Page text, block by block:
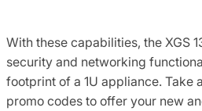
With these capabilities, the XGS
security and networking
footprint of a 1U appliance. Take
promo codes to offer your new